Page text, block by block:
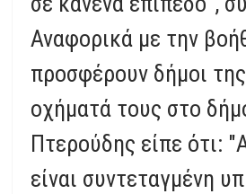
Αναφορικά με την
προσφέρουν δήμοι
οχήματά τους στο
Πτερούδης είπε ότι:
είναι συντεταγμένη